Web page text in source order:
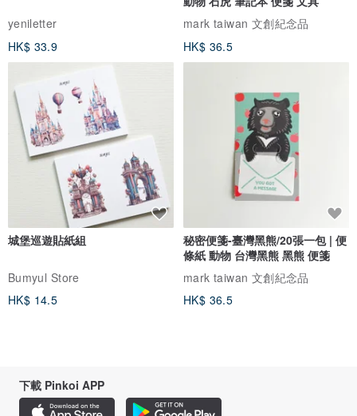
yeniletter
HK$ 33.9
mark taiwan 文創紀念品
HK$ 36.5
城堡巡遊貼紙組
Bumyul Store
HK$ 14.5
秘密便箋-臺灣黑熊/20張一包 | 便
條紙 動物 台灣黑熊 黑熊 便箋
mark taiwan 文創紀念品
HK$ 36.5
下載 Pinkoi APP